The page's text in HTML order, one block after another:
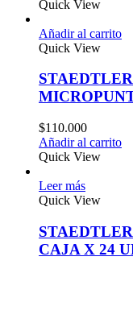
Quick View
Añadir al carrito
Quick View
$110.000
Añadir al carrito
Quick View
Leer más
Quick View
CAJA X 24